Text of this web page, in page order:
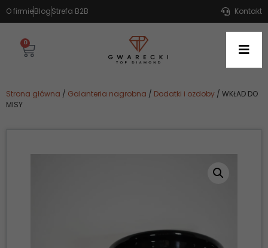
O firmieBlogStrefa B2B Kontakt
0
Strona główna / Galanteria nagrobna / Dodatki i ozdoby / WKŁAD DO
MISY